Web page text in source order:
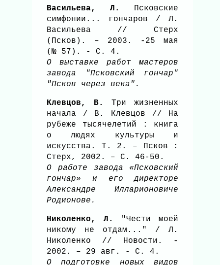
Васильева, Л.
Псковские
симфонии... гончаров / Л.
Васильева // Стерх
(Псков). – 2003. -25 мая
(№ 57). - С. 4.
О выставке работ мастеров
завода "Псковский гончар"
"Псков через века".
Клевцов, В.
Три жизненных
начала / В. Клевцов // На
рубеже тысячелетий : книга
о людях культуры и
искусства. Т. 2. – Псков :
Стерх, 2002. – С. 46-50.
О работе завода «Псковский
гончар» и его директоре
Александре Илларионовиче
Родионове.
Николенко, Л.
"Чести моей
никому не отдам..." / Л.
Николенко // Новости. -
2002. – 29 авг. - С. 4.
О подготовке новых видов